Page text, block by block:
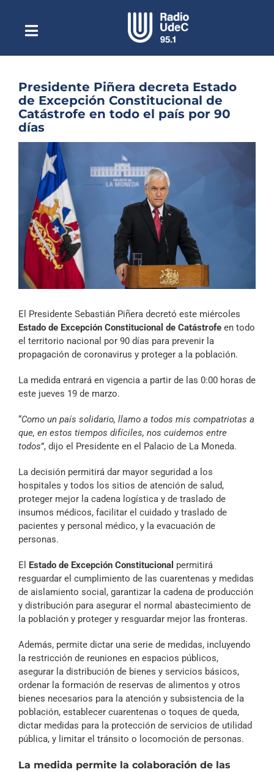
contenidoToggle
NavigationEscuchar Radio UdeC en vivo
Quiénes Somos
Programación
Noticias
Reportajes
Columnas
Música Clásica
Especiales
Archivo Sonoro
Presidente Piñera decreta Estado
de Excepción Constitucional de
Catástrofe en todo el país por 90
días
imagen
grande
El Presidente Sebastián Piñera decretó este miércoles
Estado de Excepción Constitucional de Catástrofe en todo
el territorio nacional por 90 días para prevenir la
propagación de coronavirus y proteger a la población.
La medida entrará en vigencia a partir de las 0:00 horas de
este jueves 19 de marzo.
“Como un país solidario, llamo a todos mis compatriotas a
que, en estos tiempos difíciles, nos cuidemos entre
todos”, dijo el Presidente en el Palacio de La Moneda.
La decisión permitirá dar mayor seguridad a los
hospitales y todos los sitios de atención de salud,
proteger mejor la cadena logística y de traslado de
insumos médicos, facilitar el cuidado y traslado de
pacientes y personal médico, y la evacuación de
personas.
El Estado de Excepción Constitucional permitirá
resguardar el cumplimiento de las cuarentenas y medidas
de aislamiento social, garantizar la cadena de producción
y distribución para asegurar el normal abastecimiento de
la población y proteger y resguardar mejor las fronteras.
Además, permite dictar una serie de medidas, incluyendo
la restricción de reuniones en espacios públicos,
asegurar la distribución de bienes y servicios básicos,
ordenar la formación de reservas de alimentos y otros
bienes necesarios para la atención y subsistencia de la
población, establecer cuarentenas o toques de queda,
dictar medidas para la protección de servicios de utilidad
pública, y limitar el tránsito o locomoción de personas.
La medida permite la colaboración de las